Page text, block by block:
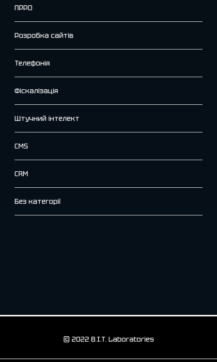
ПРРО
Розробка сайтів
Телефонія
Фіскалізація
Штучний інтелект
CMS
CRM
Без категорії
© 2022 B.I.T. Laboratories